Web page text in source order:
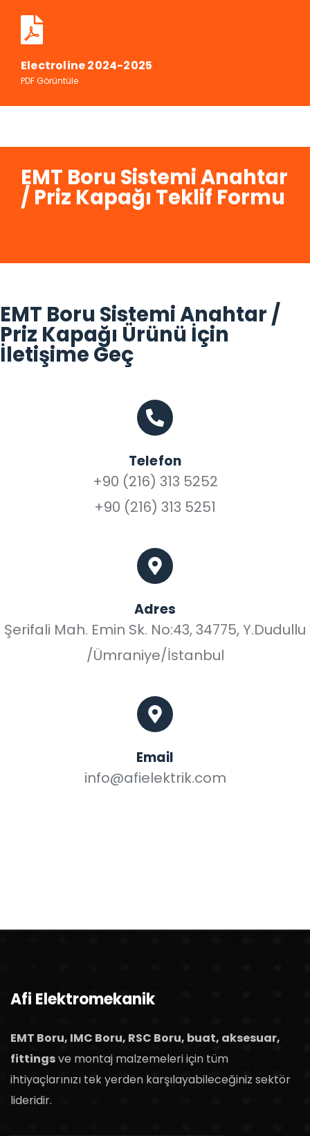
Electroline 2024-2025
PDF Görüntüle
EMT Boru Sistemi Anahtar
/ Priz Kapağı Teklif Formu
EMT Boru Sistemi Anahtar /
Priz Kapağı Ürünü İçin
İletişime Geç
Telefon
+90 (216) 313 5252
+90 (216) 313 5251
Adres
Şerifali Mah. Emin Sk. No:43, 34775, Y.Dudullu
/Ümraniye/İstanbul
Email
info@afielektrik.com
Afi Elektromekanik
EMT Boru, IMC Boru, RSC Boru, buat, aksesuar,
fittingsve montaj malzemeleri için tüm
ihtiyaçlarınızı tek yerden karşılayabileceğiniz sektör
lideridir.